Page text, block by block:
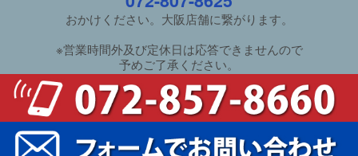
おかけください。大阪店舗に繋がります。
※営業時間外及び定休日は応答できませんので
予めご了承ください。
ご利用ガイド/良くあるご質問
特定商取引法に基づく表示/個人情報保護方針
新井家具本館サイトへ